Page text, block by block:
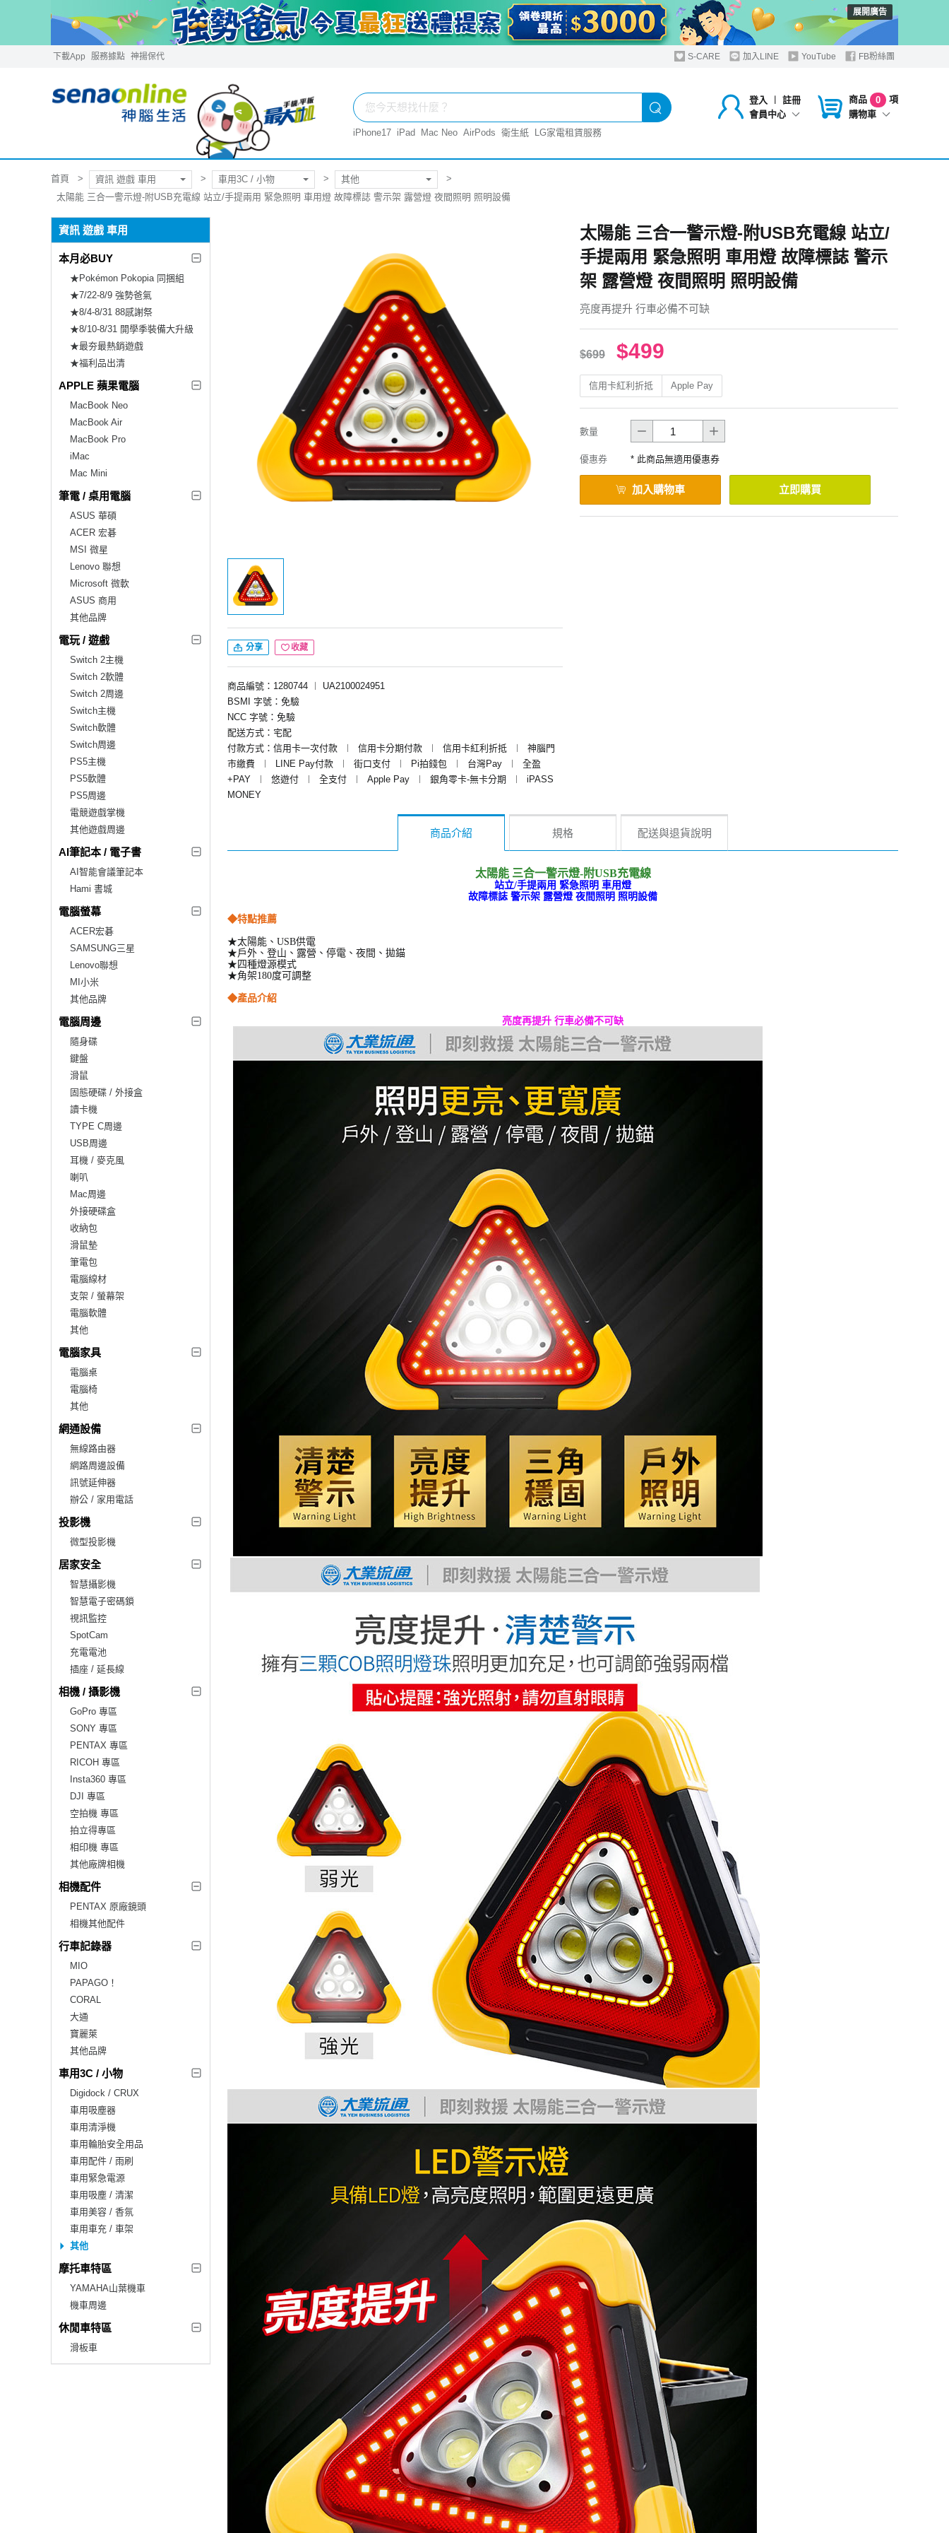
展開廣告
下載App 服務據點 神揚保代 S-CARE 加入LINE YouTube FB粉絲團
登入 ︱
註冊
會員中心
商品 0
項
購物車
iPhone17 iPad Mac Neo AirPods 衛生紙 LG家電租賃服務
首頁 資訊 遊戲 車用 車用3C / 小物
其他
太陽能 三合一警示燈-附USB充電線 站立/手提兩用 緊急照明 車用燈 故障標誌 警示架 露營燈 夜間照明 照明設備
資訊 遊戲 車用
本月必BUY
★Pokémon Pokopia 同捆組
★7/22-8/9 強勢爸氣
★8/4-8/31 88感謝祭
★8/10-8/31 開學季裝備大升級
★最夯最熱銷遊戲
★福利品出清
APPLE 蘋果電腦
MacBook Neo
MacBook Air
MacBook Pro
iMac
Mac Mini
筆電 / 桌用電腦
ASUS 華碩
ACER 宏碁
MSI 微星
Lenovo 聯想
Microsoft 微軟
ASUS 商用
其他品牌
電玩 / 遊戲
Switch 2主機
Switch 2軟體
Switch 2周邊
Switch主機
Switch軟體
Switch周邊
PS5主機
PS5軟體
PS5周邊
電競遊戲掌機
其他遊戲周邊
AI筆記本 / 電子書
AI智能會議筆記本
Hami 書城
電腦螢幕
ACER宏碁
SAMSUNG三星
Lenovo聯想
MI小米
其他品牌
電腦周邊
隨身碟
鍵盤
滑鼠
固態硬碟 / 外接盒
讀卡機
TYPE C周邊
USB周邊
耳機 / 麥克風
喇叭
Mac周邊
外接硬碟盒
收納包
滑鼠墊
筆電包
電腦線材
支架 / 螢幕架
電腦軟體
其他
電腦家具
電腦桌
電腦椅
其他
網通設備
無線路由器
網路周邊設備
訊號延伸器
辦公 / 家用電話
投影機
微型投影機
居家安全
智慧攝影機
智慧電子密碼鎖
視訊監控
SpotCam
充電電池
插座 / 延長線
相機 / 攝影機
GoPro 專區
SONY 專區
PENTAX 專區
RICOH 專區
Insta360 專區
DJI 專區
空拍機 專區
拍立得專區
相印機 專區
其他廠牌相機
相機配件
PENTAX 原廠鏡頭
相機其他配件
行車記錄器
MIO
PAPAGO！
CORAL
大通
寶麗萊
其他品牌
車用3C / 小物
Digidock / CRUX
車用吸塵器
車用清淨機
車用輪胎安全用品
車用配件 / 雨刷
車用緊急電源
車用吸塵 / 清潔
車用美容 / 香氛
車用車充 / 車架
其他
摩托車特區
YAMAHA山葉機車
機車周邊
休閒車特區
滑板車
分享 收藏
商品編號：1280744
UA2100024951
BSMI 字號：免驗
NCC 字號：免驗
配送方式：宅配
付款方式：信用卡一次付款
信用卡分期付款 信用卡紅利折抵
神腦門
市繳費
LINE Pay付款 街口支付 Pi拍錢包 台灣Pay
全盈
+PAY
悠遊付 全支付 Apple Pay 銀角零卡-無卡分期
iPASS
MONEY
太陽能 三合一警示燈-附USB充電線 站立/
手提兩用 緊急照明 車用燈 故障標誌 警示
架 露營燈 夜間照明 照明設備
亮度再提升 行車必備不可缺
$699 $499
信用卡紅利折抵 Apple Pay
數量
優惠券 * 此商品無適用優惠券
加入購物車 立即購買
商品介紹 規格 配送與退貨說明
太陽能 三合一警示燈-附USB充電線
站立/手提兩用 緊急照明 車用燈
故障標誌 警示架 露營燈 夜間照明 照明設備
◆特點推薦
★太陽能、USB供電
★戶外、登山、露營、停電、夜間、拋錨
★四種燈源模式
★角架180度可調整
◆產品介紹
亮度再提升 行車必備不可缺